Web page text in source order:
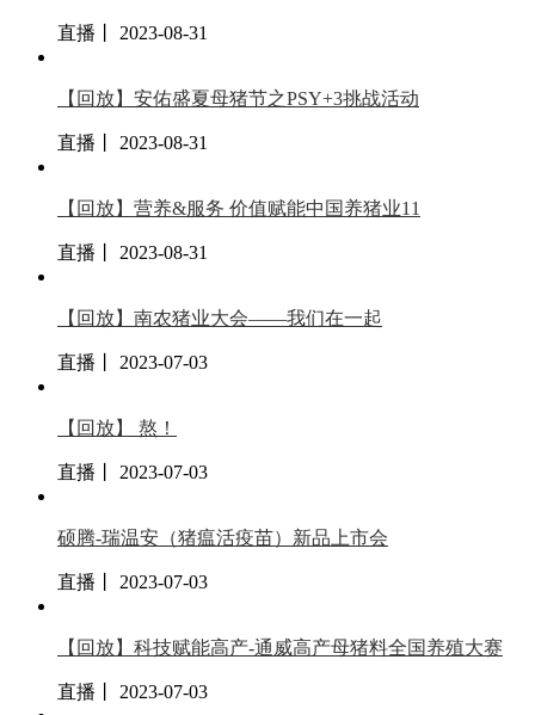
直播丨 2023-08-31
【回放】安佑盛夏母猪节之PSY+3挑战活动
直播丨 2023-08-31
【回放】营养&服务 价值赋能中国养猪业11
直播丨 2023-08-31
【回放】南农猪业大会——我们在一起
直播丨 2023-07-03
【回放】 熬！
直播丨 2023-07-03
硕腾-瑞温安（猪瘟活疫苗）新品上市会
直播丨 2023-07-03
【回放】科技赋能高产-通威高产母猪料全国养殖大赛
直播丨 2023-07-03